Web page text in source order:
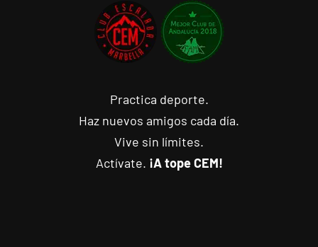
Practica deporte.
Haz nuevos amigos cada día.
Vive sin límites.
Actívate. ¡A tope CEM!